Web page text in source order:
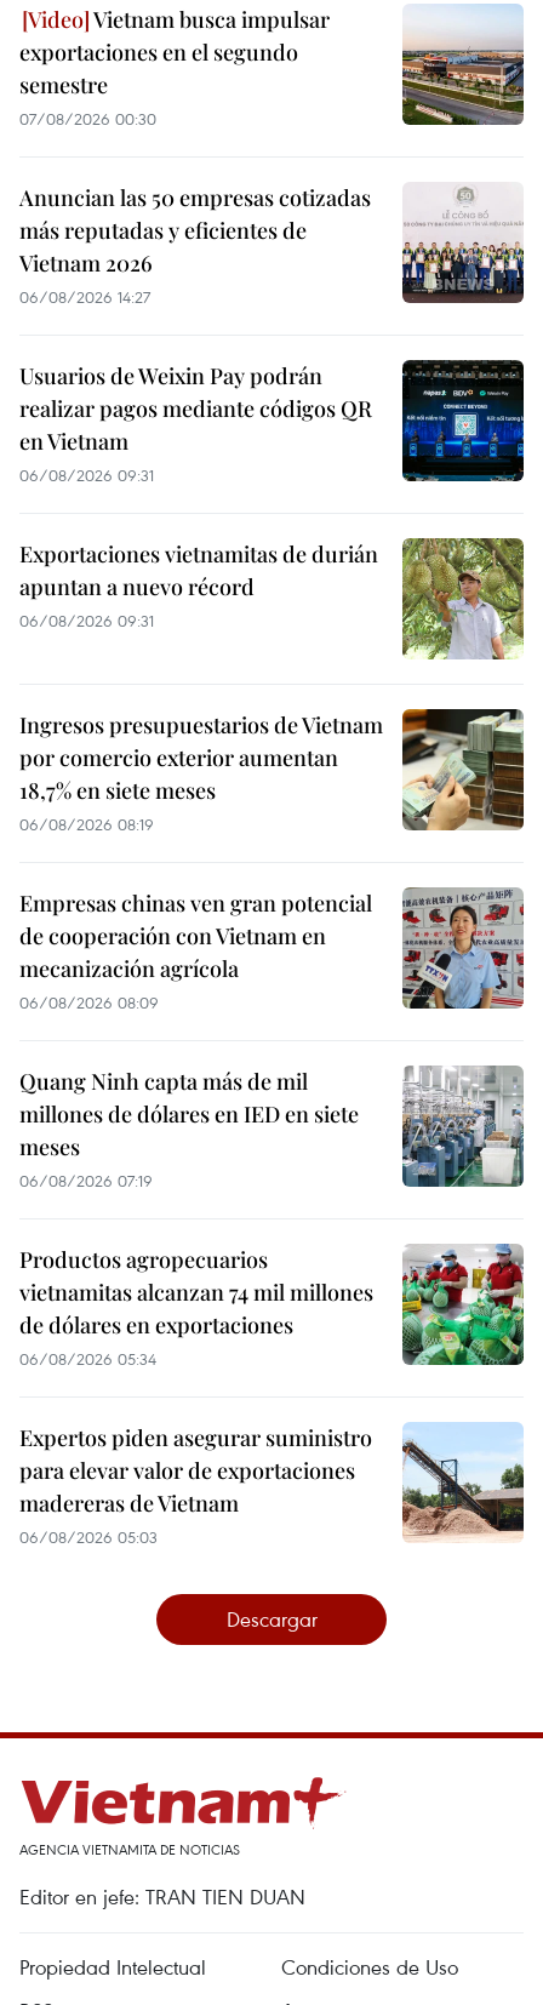
Vietnam busca impulsar
exportaciones en el segundo
semestre
07/08/2026 00:30
Anuncian las 50 empresas cotizadas
más reputadas y eficientes de
Vietnam 2026
06/08/2026 14:27
Usuarios de Weixin Pay podrán
realizar pagos mediante códigos QR
en Vietnam
06/08/2026 09:31
Exportaciones vietnamitas de durián
apuntan a nuevo récord
06/08/2026 09:31
Ingresos presupuestarios de Vietnam
por comercio exterior aumentan
18,7% en siete meses
06/08/2026 08:19
Empresas chinas ven gran potencial
de cooperación con Vietnam en
mecanización agrícola
06/08/2026 08:09
Quang Ninh capta más de mil
millones de dólares en IED en siete
meses
06/08/2026 07:19
Productos agropecuarios
vietnamitas alcanzan 74 mil millones
de dólares en exportaciones
06/08/2026 05:34
Expertos piden asegurar suministro
para elevar valor de exportaciones
madereras de Vietnam
06/08/2026 05:03
Descargar
AGENCIA VIETNAMITA DE NOTICIAS
Editor en jefe: TRAN TIEN DUAN
Propiedad Intelectual
Condiciones de Uso